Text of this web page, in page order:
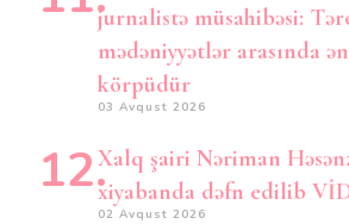
jurnalistə müsahibəsi:
mədəniyyətlər arasında
körpüdür
03 Avqust 2026
Xalq şairi Nəriman
xiyabanda dəfn edilib
02 Avqust 2026